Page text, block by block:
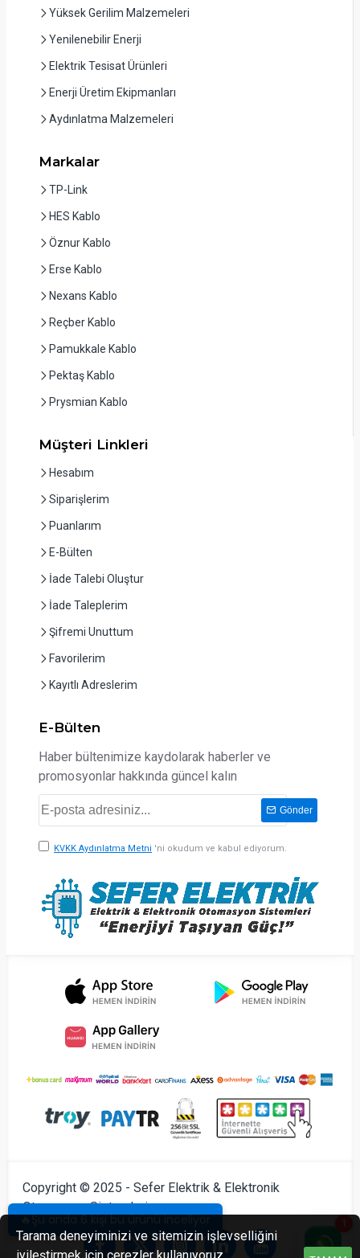
🔥Şu anda 6 kişi bu ürünü inceliyor
Yüksek Gerilim Malzemeleri
Yenilenebilir Enerji
Elektrik Tesisat Ürünleri
Enerji Üretim Ekipmanları
Aydınlatma Malzemeleri
Markalar
TP-Link
HES Kablo
Öznur Kablo
Erse Kablo
Nexans Kablo
Reçber Kablo
Pamukkale Kablo
Pektaş Kablo
Prysmian Kablo
Müşteri Linkleri
Hesabım
Siparişlerim
Puanlarım
E-Bülten
İade Talebi Oluştur
İade Taleplerim
Şifremi Unuttum
Favorilerim
Kayıtlı Adreslerim
E-Bülten
Haber bültenimize kaydolarak haberler ve
promosyonlar hakkında güncel kalın
Gönder
KVKK Aydınlatma Metni 'ni okudum ve kabul ediyorum.
Copyright © 2025 - Sefer Elektrik & Elektronik
Otomasyon Sistemleri
Tarama deneyiminizi ve sitemizin işlevselliğini